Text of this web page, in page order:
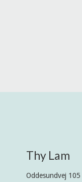
Thy Lam
Oddesundvej 105